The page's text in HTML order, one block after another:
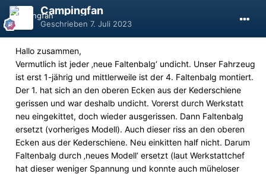
Campingfan
Geschrieben 7. Juli 2023
Hallo zusammen,
Vermutlich ist jeder ‚neue Faltenbalg‘ undicht. Unser Fahrzeug
ist erst 1-jährig und mittlerweile ist der 4. Faltenbalg montiert.
Der 1. hat sich an den oberen Ecken aus der Kederschiene
gerissen und war deshalb undicht. Vorerst durch Werkstatt
neu eingekittet, doch wieder ausgerissen. Dann Faltenbalg
ersetzt (vorheriges Modell). Auch dieser riss an den oberen
Ecken aus der Kederschiene. Neu einkitten half nicht. Darum
Faltenbalg durch ‚neues Modell‘ ersetzt (laut Werkstattchef
hat dieser weniger Spannung und konnte auch müheloser